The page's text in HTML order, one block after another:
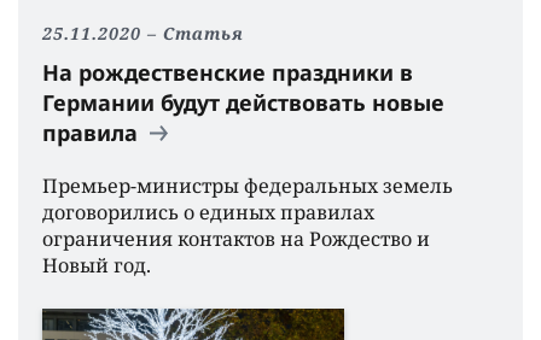
25.11.2020 Статья
На рождественские праздники в
Германии будут действовать новые
правила
Премьер-министры федеральных земель
договорились о единых правилах
ограничения контактов на Рождество и
Новый год.